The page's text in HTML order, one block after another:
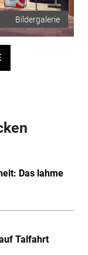
Bildergalerie
Das lahme
Talfahrt